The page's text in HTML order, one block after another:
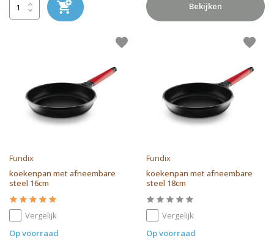
Bekijken
Fundix
koekenpan met afneembare
steel 16cm
Vergelijk
Op voorraad
Fundix
koekenpan met afneembare
steel 18cm
Vergelijk
Op voorraad